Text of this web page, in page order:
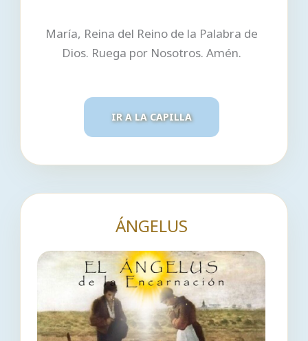
María, Reina del Reino de la Palabra de
Dios. Ruega por Nosotros. Amén.
IR A LA CAPILLA
ÁNGELUS